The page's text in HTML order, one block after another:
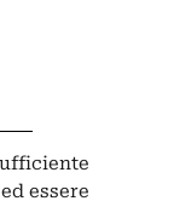
essere